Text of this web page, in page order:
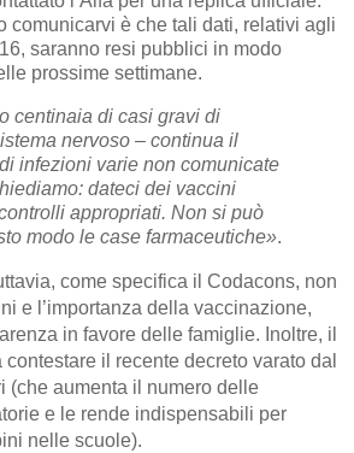
comunicarvi è che tali dati, relativi agli
saranno resi pubblici in modo
prossime settimane.
centinaia di casi gravi di
nervoso – continua il
infezioni varie non comunicate
dateci dei vaccini
appropriati. Non si può
modo le case farmaceutiche».
come specifica il Codacons, non
e l’importanza della vaccinazione,
in favore delle famiglie. Inoltre, il
il recente decreto varato dal
(che aumenta il numero delle
e le rende indispensabili per
nelle scuole).